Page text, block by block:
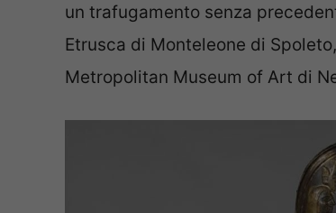
un trafugamento senza
Etrusca di Monteleone di
Metropolitan Museum of Art di